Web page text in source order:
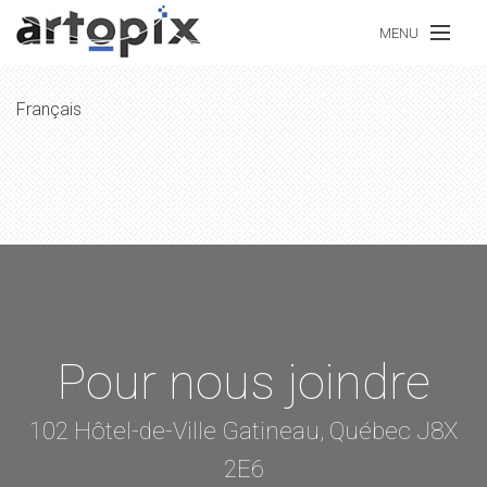
Aller au contenu principal
MENU
Notre portfolio
Nous joindre
Français
Pour nous joindre
102 Hôtel-de-Ville Gatineau, Québec J8X
2E6